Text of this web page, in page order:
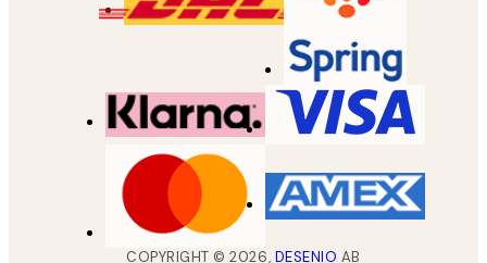
COPYRIGHT ©2026, DESENIO AB